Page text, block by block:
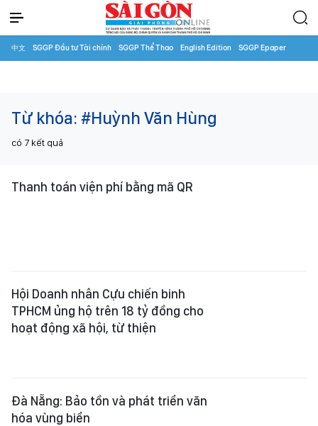
中文 SGGP Đầu tư Tài chính SGGP Thể Thao English Edition SGGP Epaper
Từ khóa: #Huỳnh Văn Hùng
có 7 kết quả
Thanh toán viện phí bằng mã QR
Hội Doanh nhân Cựu chiến binh
TPHCM ủng hộ trên 18 tỷ đồng cho
hoạt động xã hội, từ thiện
Đà Nẵng: Bảo tồn và phát triển văn
hóa vùng biển